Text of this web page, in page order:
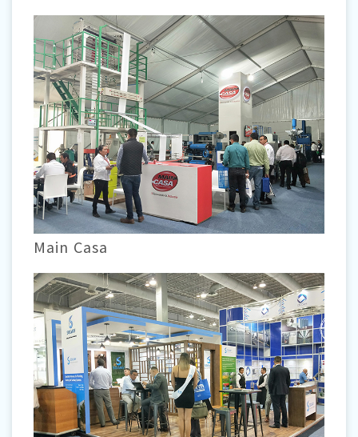
Main Casa